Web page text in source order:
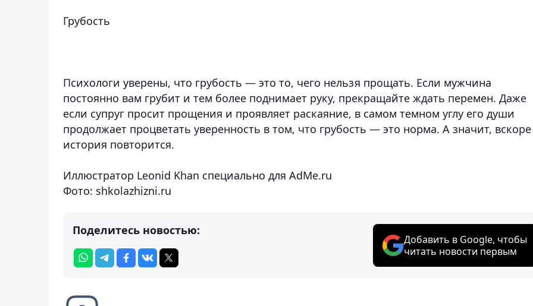
Грубость
Психологи уверены, что грубость — это то, чего нельзя прощать. Если мужчина
постоянно вам грубит и тем более поднимает руку, прекращайте ждать перемен. Даже
если супруг просит прощения и проявляет раскаяние, в самом темном углу его души
продолжает процветать уверенность в том, что грубость — это норма. А значит, вскоре
история повторится.
Иллюстратор Leonid Khan специально для AdMe.ru
Фото: shkolazhizni.ru
Поделитесь новостью:
Добавить в Google, чтобы
читать новости первым